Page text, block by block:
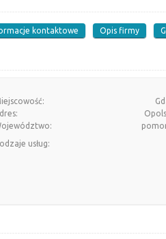
kontaktowe Opis firmy
usług: